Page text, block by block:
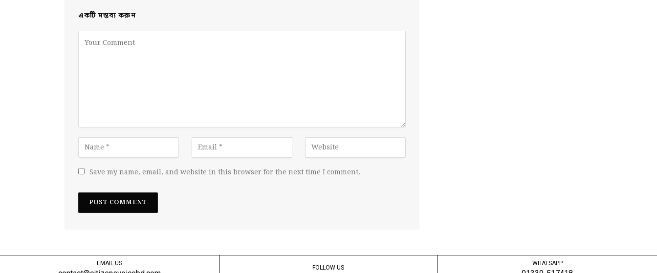
একটি মন্তব্য করুন
Save my name, email, and website in this browser for the next time I comment.
EMAIL US
FOLLOW US
WHATSAPP